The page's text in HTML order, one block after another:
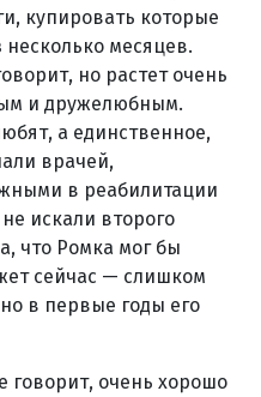
купировать которые
месяцев.
но растет очень
и дружелюбным.
а единственное,
врачей,
в реабилитации
искали второго
что Ромка мог бы
сейчас — слишком
в первые годы его
говорит, очень хорошо